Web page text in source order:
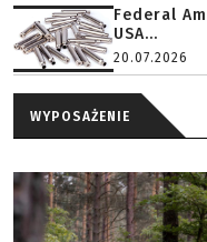
Federal
USA...
20.07.2026
WYPOSAŻENIE